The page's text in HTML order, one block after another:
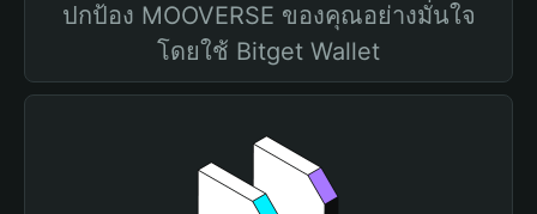
ปกป้อง MOOVERSE ของคุณอย่างมั่นใจ
โดยใช้ Bitget Wallet